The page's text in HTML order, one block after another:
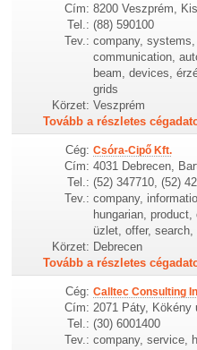
Cím: 8200 Veszprém,
Tel.: (88) 590100
Tev.: company,
communication,
beam, devices,
grids
Körzet: Veszprém
Tovább a részletes
Cég: Csóra-Cipő Kft.
Cím: 4031 Debrecen,
Tel.: (52) 347710, (52)
Tev.: company,
hungarian,
üzlet, offer, search,
Körzet: Debrecen
Tovább a részletes
Cég: Calltec Consulting
Cím: 2071 Páty, Kökény
Tel.: (30) 6001400
Tev.: company, service,